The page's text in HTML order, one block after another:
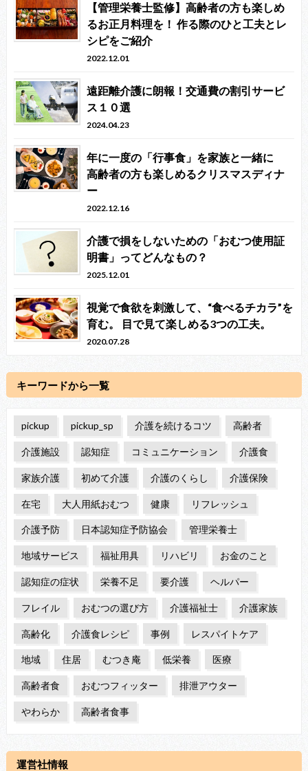
【管理栄養士監修】高齢者の方も楽しめ
るお正月料理を！ 作る際のひと工夫とレ
シピをご紹介
2022.12.01
遠距離介護に朗報！交通費の割引サービ
ス１０選
2024.04.23
年に一度の「行事食」を家族と一緒に
高齢者の方も楽しめるクリスマスディナ
ー
2022.12.16
介護で損をしないための「おむつ使用証
明書」ってどんなもの？
2025.12.01
視覚で食欲を刺激して、“食べるチカラ”を
育む。 目で見て楽しめる3つの工夫。
2020.07.28
キーワードから一覧
pickup pickup_sp 介護を続けるコツ 高齢者
介護施設 認知症 コミュニケーション 介護食
家族介護 初めて介護 介護のくらし 介護保険
在宅 大人用紙おむつ 健康 リフレッシュ
介護予防 日本認知症予防協会 管理栄養士
地域サービス 福祉用具 リハビリ お金のこと
認知症の症状 栄養不足 要介護 ヘルパー
フレイル おむつの選び方 介護福祉士 介護家族
高齢化 介護食レシピ 事例 レスパイトケア
地域 住居 むつき庵 低栄養 医療
高齢者食 おむつフィッター 排泄アウター
やわらか 高齢者食事
運営社情報